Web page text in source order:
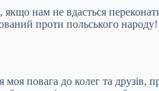
нам не вдасться
проти польського народу!
повага до колег та друзів,